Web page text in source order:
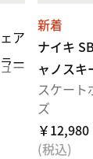
ア
ー
ー
新着
ナイキ
ャノスキ
スケート
ズ
￥12,980
(税込)